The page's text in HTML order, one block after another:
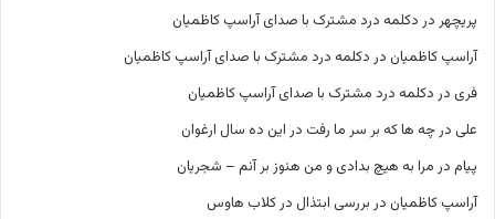
پریچهر در دکلمه درد مشترک با صدای آراسپ کاظمیان
آراسپ کاظمیان در دکلمه درد مشترک با صدای آراسپ کاظمیان
فری در دکلمه درد مشترک با صدای آراسپ کاظمیان
علی درچه ها که بر سر ما رفت در این ده سال ارغوان
پیام در مرا به هیچ بدادی و من هنوز بر آنم – شجریان
آراسپ کاظمیان در بررسی ابتذال در کلاب هاوس